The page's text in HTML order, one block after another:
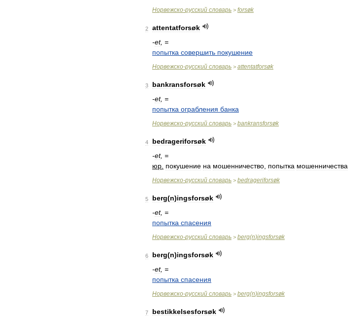
Норвежско-русский словарь > forsøk
2
attentatforsøk
-et, =
попытка совершить покушение
Норвежско-русский словарь > attentatforsøk
3
bankransforsøk
-et, =
попытка ограбления банка
Норвежско-русский словарь > bankransforsøk
4
bedrageriforsøk
-et, =
юр покушение на мошенничество попытка мошенничества
Норвежско-русский словарь > bedrageriforsøk
5 berg(n)ingsforsøk
-et, =
попытка спасения
Норвежско-русский словарь > berg(n)ingsforsøk
6 berg(n)ingsforsøk
-et, =
попытка спасения
Норвежско-русский словарь > berg(n)ingsforsøk
7
bestikkelsesforsøk